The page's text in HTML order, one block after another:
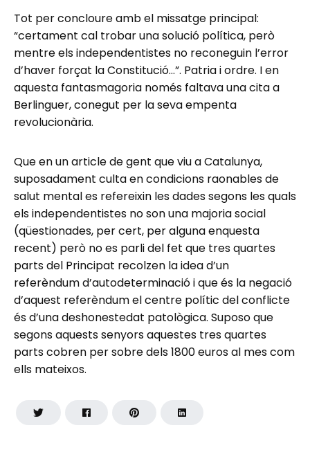
Tot per concloure amb el missatge principal:
“certament cal trobar una solució política, però
mentre els independentistes no reconeguin l’error
d’haver forçat la Constitució…”. Patria i ordre. I en
aquesta fantasmagoria només faltava una cita a
Berlinguer, conegut per la seva empenta
revolucionària.
Que en un article de gent que viu a Catalunya,
suposadament culta en condicions raonables de
salut mental es refereixin les dades segons les quals
els independentistes no son una majoria social
(qüestionades, per cert, per alguna enquesta
recent) però no es parli del fet que tres quartes
parts del Principat recolzen la idea d’un
referèndum d’autodeterminació i que és la negació
d’aquest referèndum el centre polític del conflicte
és d’una deshonestedat patològica. Suposo que
segons aquests senyors aquestes tres quartes
parts cobren per sobre dels 1800 euros al mes com
ells mateixos.